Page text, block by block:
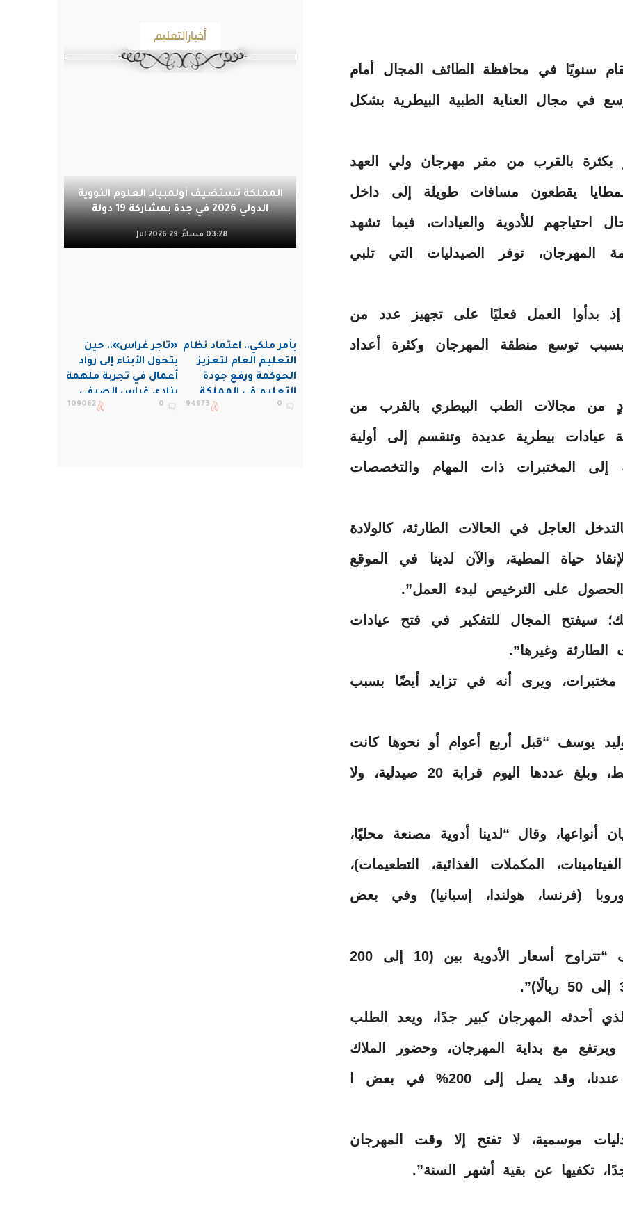
سنويًا في محافظة الطائف المجال أمام
في مجال العناية الطبية البيطرية بشكل
بكثرة بالقرب من مقر مهرجان ولي العهد
يقطعون مسافات طويلة إلى داخل
للأدوية والعيادات، فيما تشهد
المهرجان، توفر الصيدليات التي تلبي
إذ بدأوا العمل فعليًا على تجهيز عدد من
توسع منطقة المهرجان وكثرة أعداد
من مجالات الطب البيطري بالقرب من
عيادات بيطرية عديدة وتنقسم إلى أولية
إلى المختبرات ذات المهام والتخصصات
العاجل في الحالات الطارئة، كالولادة
حياة المطية، والآن لدينا في الموقع
على الترخيص لبدء العمل”.
سيفتح المجال للتفكير في فتح عيادات
وغيرها”.
ويرى أنه في تزايد أيضًا بسبب
يوسف “قبل أربع أعوام أو نحوها كانت
بجوار ميدان السباق أربع صيدليات فقط، وبلغ عددها اليوم قرابة 20 صيدلية، ولا
أنواعها، وقال “لدينا أدوية مصنعة محليًا،
المكملات الغذائية، التطعيمات)،
(فرنسا، هولندا، إسبانيا) وفي بعض
وعن أسعارها قال الدكتور وليد يوسف “تتراوح أسعار الأدوية بين (10 إلى 200
أحدثه المهرجان كبير جدًا، ويعد الطلب
مع بداية المهرجان، وحضور الملاك
والمطايا ليصل إلى أكثر من 100% عندنا، وقد يصل إلى 200% في بعض ا
موسمية، لا تفتح إلا وقت المهرجان
تكفيها عن بقية أشهر السنة”.
أخبارالتعليم
المملكة تستضيف أولمبياد العلوم النووية
الدولي 2026 في جدة بمشاركة 19 دولة
03:28 مساءً, 29 Jul 2026
بأمر ملكي.. اعتماد نظام
التعليم العام لتعزيز
الحوكمة ورفع جودة
التعليم في المملكة
0
94973
«تاجر غراس».. حين
يتحول الأبناء إلى رواد
أعمال في تجربة ملهمة
بنادي غراس الصيفي
بالجبيل
0
109062